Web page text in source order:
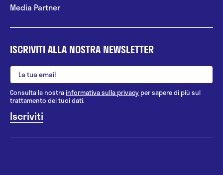
Media Partner
ISCRIVITI ALLA NOSTRA NEWSLETTER
Consulta la nostrainformativa sulla privacy per sapere di più sul
trattamento dei tuoi dati.